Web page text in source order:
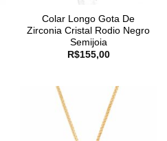
Colar Longo Gota De
Zirconia Cristal Rodio Negro
Semijoia
R$155,00